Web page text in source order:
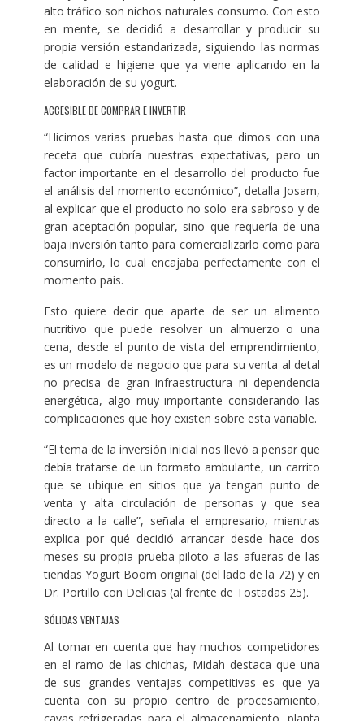
alto tráfico son nichos naturales consumo. Con esto
en mente, se decidió a desarrollar y producir su
propia versión estandarizada, siguiendo las normas
de calidad e higiene que ya viene aplicando en la
elaboración de su yogurt.
ACCESIBLE DE COMPRAR E INVERTIR
“Hicimos varias pruebas hasta que dimos con una
receta que cubría nuestras expectativas, pero un
factor importante en el desarrollo del producto fue
el análisis del momento económico”, detalla Josam,
al explicar que el producto no solo era sabroso y de
gran aceptación popular, sino que requería de una
baja inversión tanto para comercializarlo como para
consumirlo, lo cual encajaba perfectamente con el
momento país.
Esto quiere decir que aparte de ser un alimento
nutritivo que puede resolver un almuerzo o una
cena, desde el punto de vista del emprendimiento,
es un modelo de negocio que para su venta al detal
no precisa de gran infraestructura ni dependencia
energética, algo muy importante considerando las
complicaciones que hoy existen sobre esta variable.
“El tema de la inversión inicial nos llevó a pensar que
debía tratarse de un formato ambulante, un carrito
que se ubique en sitios que ya tengan punto de
venta y alta circulación de personas y que sea
directo a la calle”, señala el empresario, mientras
explica por qué decidió arrancar desde hace dos
meses su propia prueba piloto a las afueras de las
tiendas Yogurt Boom original (del lado de la 72) y en
Dr. Portillo con Delicias (al frente de Tostadas 25).
SÓLIDAS VENTAJAS
Al tomar en cuenta que hay muchos competidores
en el ramo de las chichas, Midah destaca que una
de sus grandes ventajas competitivas es que ya
cuenta con su propio centro de procesamiento,